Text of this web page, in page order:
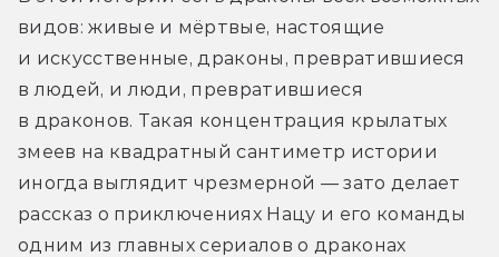
видов: живые и мёртвые, настоящие
и искусственные, драконы, превратившиеся
в людей, и люди, превратившиеся
в драконов. Такая концентрация крылатых
змеев на квадратный сантиметр истории
иногда выглядит чрезмерной — зато делает
рассказ о приключениях Нацу и его команды
одним из главных сериалов о драконах